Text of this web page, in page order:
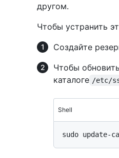
другом.
Чтобы устранить
Создайте
Чтобы
каталоге /etc/
Shell